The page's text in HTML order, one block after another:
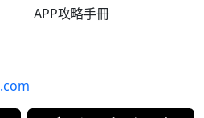
APP攻略手冊